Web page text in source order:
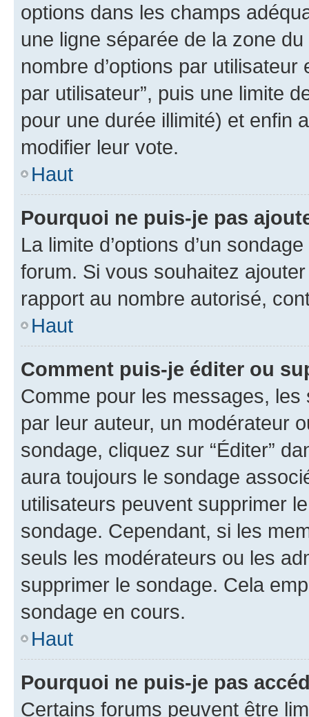
options dans les champs
une ligne séparée de la zone
nombre d’options par
par utilisateur”, puis une limite
pour une durée illimité) et enfin
modifier leur vote.
Haut
Pourquoi ne puis-je pas
La limite d’options d’un
forum. Si vous souhaitez
rapport au nombre autorisé,
Haut
Comment puis-je éditer ou
Comme pour les messages,
par leur auteur, un modérateur
sondage, cliquez sur “Éditer”
aura toujours le sondage
utilisateurs peuvent supprimer
sondage. Cependant, si les
seuls les modérateurs ou les
supprimer le sondage. Cela
sondage en cours.
Haut
Pourquoi ne puis-je pas
Certains forums peuvent être